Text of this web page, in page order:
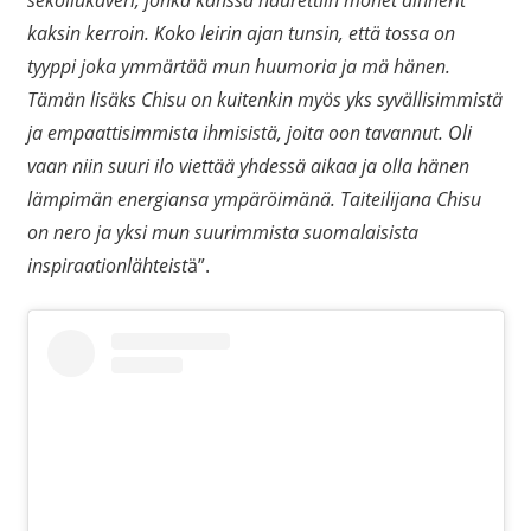
kaksin kerroin. Koko leirin ajan tunsin, että tossa on
tyyppi joka ymmärtää mun huumoria ja mä hänen.
Tämän lisäks Chisu on kuitenkin myös yks syvällisimmistä
ja empaattisimmista ihmisistä, joita oon tavannut. Oli
vaan niin suuri ilo viettää yhdessä aikaa ja olla hänen
lämpimän energiansa ympäröimänä. Taiteilijana Chisu
on nero ja yksi mun suurimmista suomalaisista
inspiraationlähteistä”.